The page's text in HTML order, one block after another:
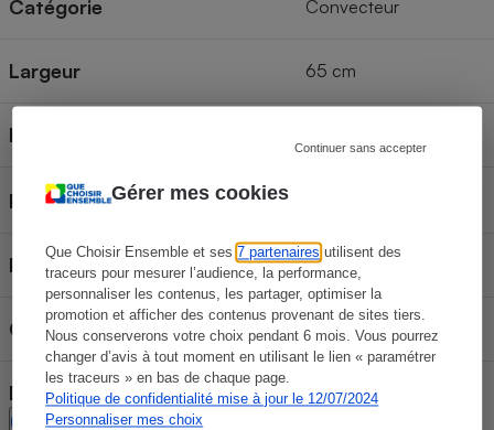
Gérer mes cookies
Que Choisir Ensemble et ses7 partenaires utilisent des
traceurs pour mesurer l’audience, la performance,
personnaliser les contenus, les partager, optimiser la
promotion et afficher des contenus provenant de sites tiers.
Nous conserverons votre choix pendant 6 mois. Vous pourrez
changer d’avis à tout moment en utilisant le lien « paramétrer
les traceurs » en bas de chaque page.
Politique de confidentialité mise à jour le 12/07/2024
Personnaliser mes choix
Continuer sans accepter
Catégorie Convecteur
Largeur 65 cm
Hauteur
Profondeur
Poids 6,6 kg
Connectable Oui
Détecteur de fenêtre ouverte
Oui